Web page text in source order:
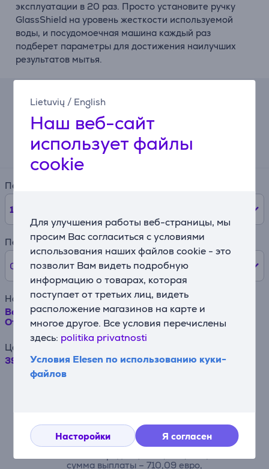
Lietuvių / English
Наш веб-сайт
использует файлы
cookie
Для улучшения работы веб-страницы, мы
просим Вас согласиться с условиями
использования наших файлов cookie - это
позволит Вам видеть подробную
информацию о товарах, которая
поступает от третьих лиц, видеть
расположение магазинов на карте и
многое другое. Все условия перечислены
здесь: politika privatnosti
Условия Elesen по использованию куки-
файлов
Насторойки Я согласен
эксплуатации в 20 раз. Просто установите ручку
GlassShield на уровень жесткости используемой
воды, и посудомоечная машина каждый раз
подберет параметры для достижения наилучших
результатов мытья.
Лизинговый калькулятор
41 €
Период
12
Первый взнос
0% /0 €
Наименование товара
Beko, 10 комплектов посуды, серебристый -
Отдельностоящая посудомоечная машина
Цена
399.99 €
договора – 4,5%, ежемесячная комиссия
за администрирование договора – 0,6%,
ГПСП (Годовая процентная ставка
сумма выплаты – 710,09 евро,